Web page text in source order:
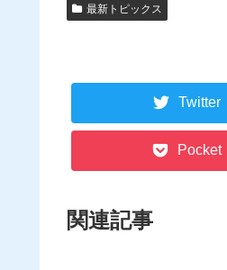
最新トピックス
Twitter
Pocket
関連記事